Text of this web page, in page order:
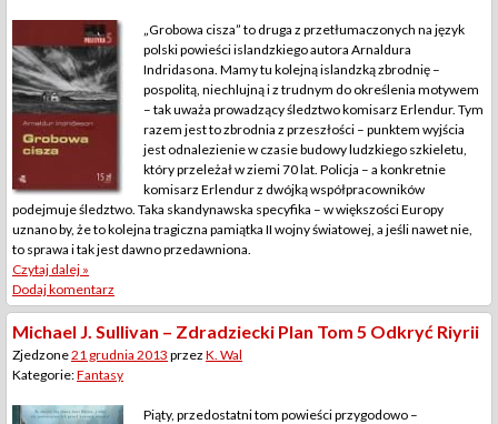
„Grobowa cisza” to druga z przetłumaczonych na język
polski powieści islandzkiego autora Arnaldura
Indridasona. Mamy tu kolejną islandzką zbrodnię –
pospolitą, niechlujną i z trudnym do określenia motywem
– tak uważa prowadzący śledztwo komisarz Erlendur. Tym
razem jest to zbrodnia z przeszłości – punktem wyjścia
jest odnalezienie w czasie budowy ludzkiego szkieletu,
który przeleżał w ziemi 70 lat. Policja – a konkretnie
komisarz Erlendur z dwójką współpracowników
podejmuje śledztwo. Taka skandynawska specyfika – w większości Europy
uznano by, że to kolejna tragiczna pamiątka II wojny światowej, a jeśli nawet nie,
to sprawa i tak jest dawno przedawniona.
Czytaj dalej »
Dodaj komentarz
Michael J. Sullivan – Zdradziecki Plan Tom 5 Odkryć Riyrii
Zjedzone21 grudnia 2013 przez K. Wal
Kategorie:Fantasy
Piąty, przedostatni tom powieści przygodowo –